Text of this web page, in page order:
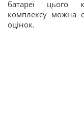
батареї цього
комплексу можна
оцінок.